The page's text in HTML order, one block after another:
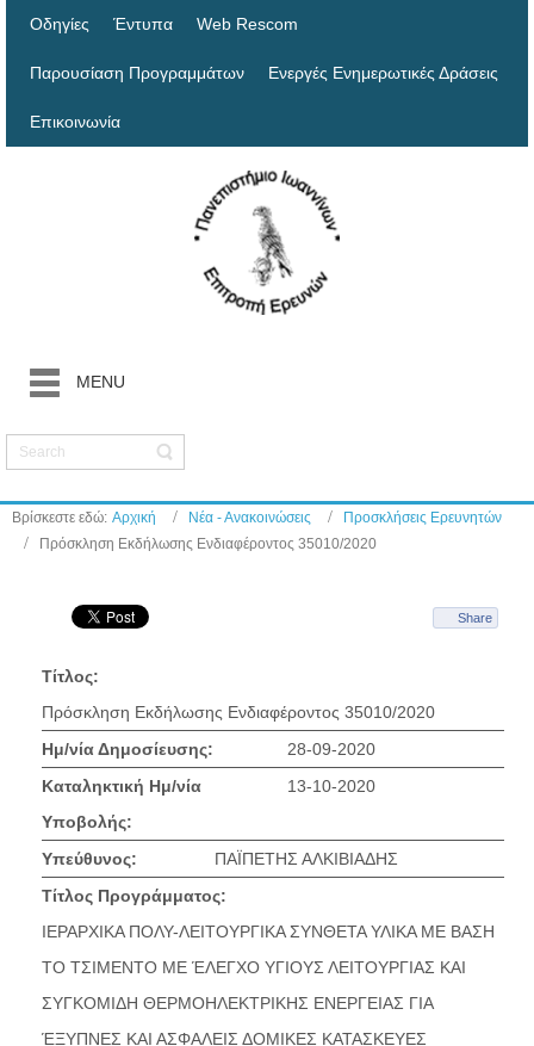
Οδηγίες Έντυπα Web Rescom
Παρουσίαση Προγραμμάτων Ενεργές Ενημερωτικές Δράσεις
Επικοινωνία
MENU
Βρίσκεστε εδώ: Αρχική Νέα - Ανακοινώσεις
Προσκλήσεις Ερευνητών
Πρόσκληση Εκδήλωσης Ενδιαφέροντος 35010/2020
Share
Τίτλος:
Πρόσκληση Εκδήλωσης Ενδιαφέροντος 35010/2020
Ημ/νία Δημοσίευσης:
28-09-2020
Καταληκτική Ημ/νία
Υποβολής:
13-10-2020
Υπεύθυνος:
ΠΑΪΠΕΤΗΣ ΑΛΚΙΒΙΑΔΗΣ
Τίτλος Προγράμματος:
ΙΕΡΑΡΧΙΚΑ ΠΟΛΥ-ΛΕΙΤΟΥΡΓΙΚΑ ΣΥΝΘΕΤΑ ΥΛΙΚΑ ΜΕ ΒΑΣΗ
ΤΟ TΣΙΜΕΝΤΟ ΜΕ ΈΛΕΓΧΟ ΥΓΙΟΥΣ ΛΕΙΤΟΥΡΓΙΑΣ ΚΑΙ
ΣΥΓΚΟΜΙΔΗ ΘΕΡΜΟΗΛΕΚΤΡΙΚΗΣ ΕΝΕΡΓΕΙΑΣ ΓΙΑ
ΈΞΥΠΝΕΣ ΚΑΙ ΑΣΦΑΛΕΙΣ ΔΟΜΙΚΕΣ ΚΑΤΑΣΚΕΥΕΣ